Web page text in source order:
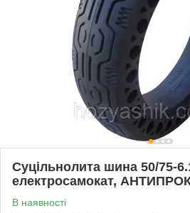
Суцільнолита шина 50/75-
електросамокат,
В наявності